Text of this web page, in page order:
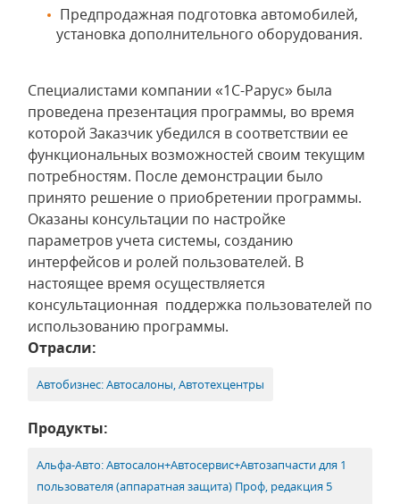
Предпродажная подготовка автомобилей,
установка дополнительного оборудования.
Специалистами компании «1С-Рарус» была
проведена презентация программы, во время
которой Заказчик убедился в соответствии ее
функциональных возможностей своим текущим
потребностям. После демонстрации было
принято решение о приобретении программы.
Оказаны консультации по настройке
параметров учета системы, созданию
интерфейсов и ролей пользователей. В
настоящее время осуществляется
консультационная поддержка пользователей по
использованию программы.
Отрасли:
Автобизнес: Автосалоны, Автотехцентры
Продукты:
Альфа-Авто: Автосалон+Автосервис+Автозапчасти для 1
пользователя (аппаратная защита) Проф, редакция 5